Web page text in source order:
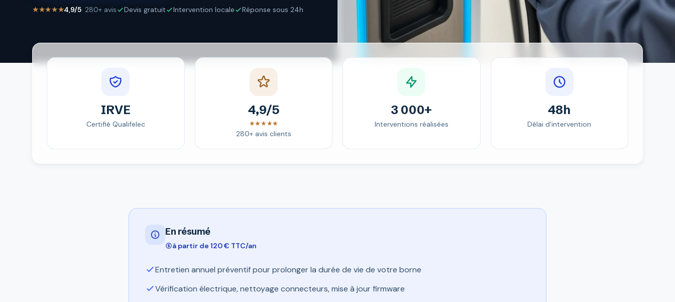
★★★★★4,9/5· 280+ avis Devis gratuit Intervention locale Réponse sous 24h
IRVE
Certifié Qualifelec
4,9/5
★★★★★
280+ avis clients
3 000+
Interventions réalisées
48h
Délai d'intervention
En résumé
à partir de 120 € TTC/an
Entretien annuel préventif pour prolonger la durée de vie de votre borne
Vérification électrique, nettoyage connecteurs, mise à jour firmware